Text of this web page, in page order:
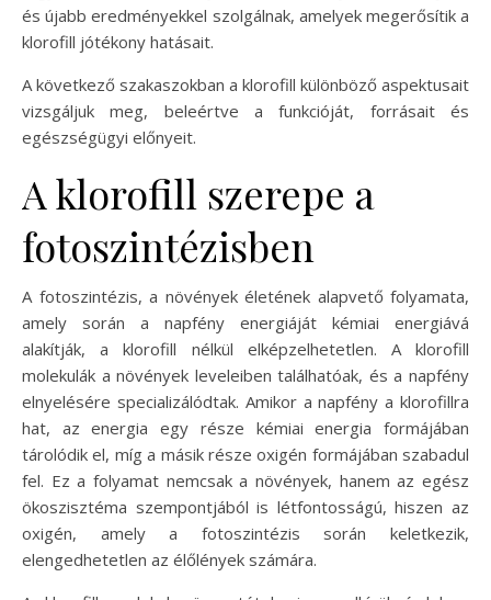
és újabb eredményekkel szolgálnak, amelyek megerősítik a
klorofill jótékony hatásait.
A következő szakaszokban a klorofill különböző aspektusait
vizsgáljuk meg, beleértve a funkcióját, forrásait és
egészségügyi előnyeit.
A klorofill szerepe a
fotoszintézisben
A fotoszintézis, a növények életének alapvető folyamata,
amely során a napfény energiáját kémiai energiává
alakítják, a klorofill nélkül elképzelhetetlen. A klorofill
molekulák a növények leveleiben találhatóak, és a napfény
elnyelésére specializálódtak. Amikor a napfény a klorofillra
hat, az energia egy része kémiai energia formájában
tárolódik el, míg a másik része oxigén formájában szabadul
fel. Ez a folyamat nemcsak a növények, hanem az egész
ökoszisztéma szempontjából is létfontosságú, hiszen az
oxigén, amely a fotoszintézis során keletkezik,
elengedhetetlen az élőlények számára.